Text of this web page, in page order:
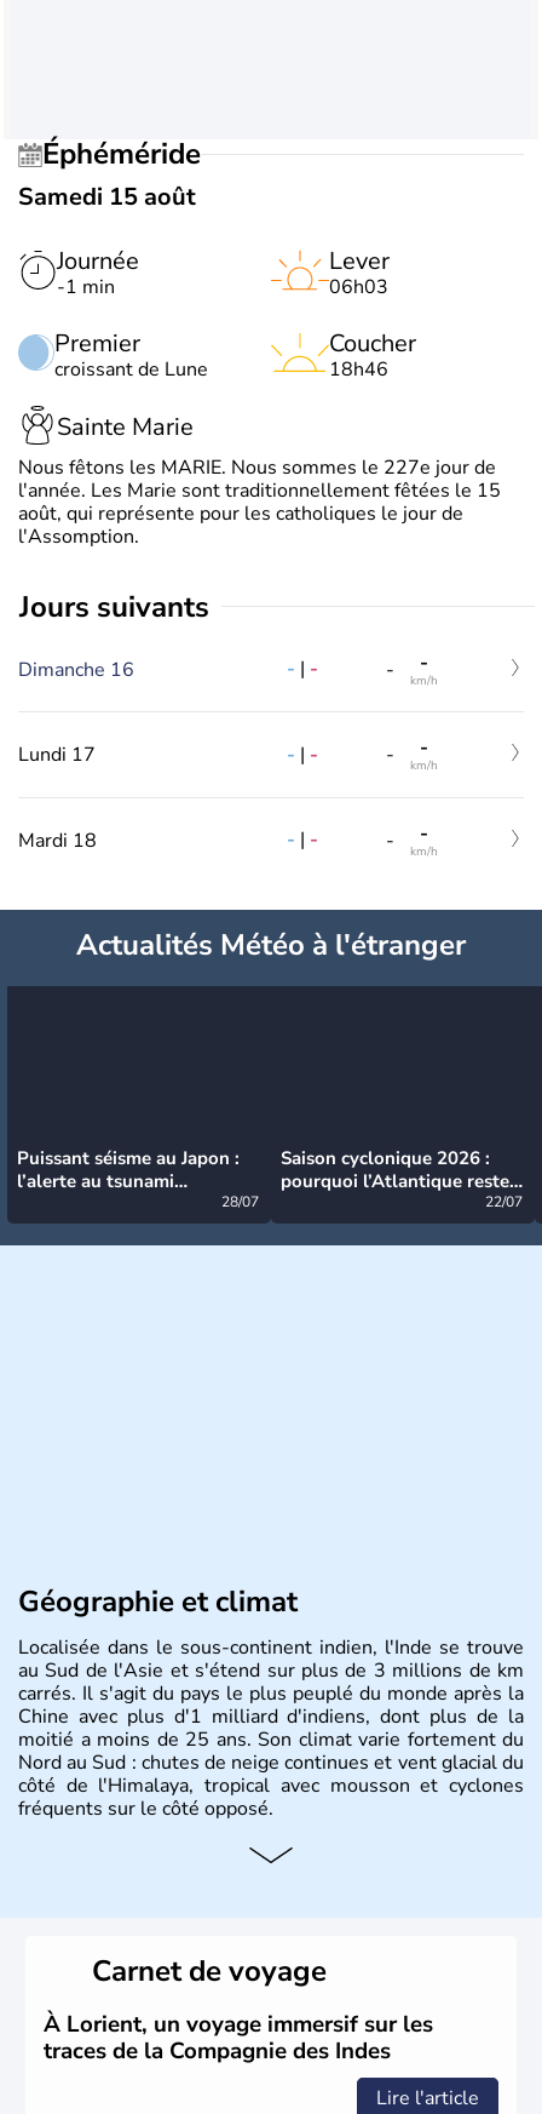
Éphéméride
Samedi 15 août
Journée
-1 min
Premier
croissant de Lune
Lever
06h03
Coucher
18h46
Sainte Marie
Nous fêtons les MARIE. Nous sommes le 227e jour de
l'année. Les Marie sont traditionnellement fêtées le 15
août, qui représente pour les catholiques le jour de
l'Assomption.
jours suivants
Dimanche 16 - | - - -
km/h
Lundi 17 - | - - -
km/h
Mardi 18 - | - - -
km/h
Actualités Météo à l'étranger
Puissant séisme au Japon :
l’alerte au tsunami
28/07
Saison cyclonique 2026 :
pourquoi l’Atlantique reste
22/07
Géographie et climat
Localisée dans le sous-continent indien, l'Inde se trouve
au Sud de l'Asie et s'étend sur plus de 3 millions de km
carrés. Il s'agit du pays le plus peuplé du monde après la
Chine avec plus d'1 milliard d'indiens, dont plus de la
moitié a moins de 25 ans. Son climat varie fortement du
Nord au Sud : chutes de neige continues et vent glacial du
côté de l'Himalaya, tropical avec mousson et cyclones
fréquents sur le côté opposé.
Histoire et administration
siècle, l'Inde reste sous la domination de l'empire
britannique jusqu'à l'obtention de son indépendance en
1947. Le Taj Mahal, mausolée construit par un empereur
en l'honneur de son épouse, a été édifié dans les années
1640 et est aujourd'hui considéré comme l'une des 7
Carnet de voyage
À Lorient, un voyage immersif sur les
traces de la Compagnie des Indes
Lire l'article